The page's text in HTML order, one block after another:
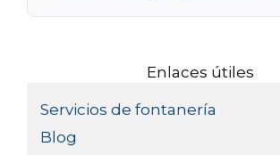
Enlaces útiles
Servicios de fontanería
Blog